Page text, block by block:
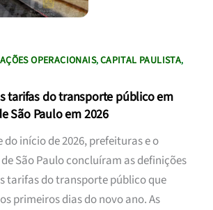
OPERACIONAIS,CAPITAL PAULISTA,
tarifas do transporte público em
São Paulo em 2026
início de 2026, prefeituras e o
São Paulo concluíram as definições
tarifas do transporte público que
primeiros dias do novo ano. As